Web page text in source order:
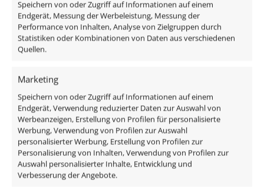
Speichern von oder Zugriff auf Informationen auf einem
Endgerät, Messung der Werbeleistung, Messung der
Performance von Inhalten, Analyse von Zielgruppen durch
Statistiken oder Kombinationen von Daten aus verschiedenen
Quellen.
Marketing
Speichern von oder Zugriff auf Informationen auf einem
Endgerät, Verwendung reduzierter Daten zur Auswahl von
Werbeanzeigen, Erstellung von Profilen für personalisierte
Werbung, Verwendung von Profilen zur Auswahl
personalisierter Werbung, Erstellung von Profilen zur
Personalisierung von Inhalten, Verwendung von Profilen zur
Auswahl personalisierter Inhalte, Entwicklung und
Verbesserung der Angebote.
Das enthaltene Leuchtmittel verfügt über edles
Milchglas, ist austauschbar und ist direkt
anschlussfertig an 230V, da alle benötigten
1x Forma-Inside Aluminium Einbaurahmen matt
schwarz
1x LED Modul 9W dimmbar
Technische Daten
Gesamtmaße